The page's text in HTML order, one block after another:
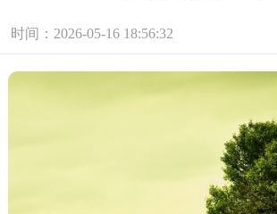
时间：2026-05-16 18:56:32